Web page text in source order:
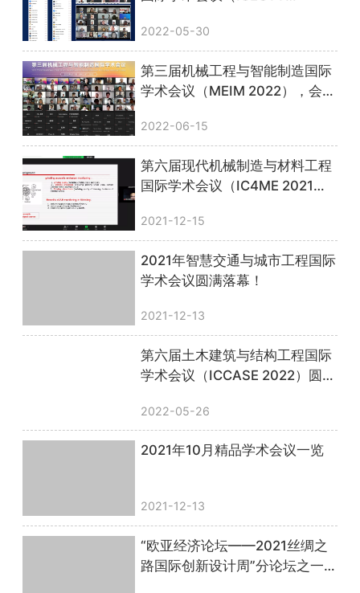
2022-05-30
第三届机械工程与智能制造国际
学术会议（MEIM 2022），会议
2022-06-15
第六届现代机械制造与材料工程
国际学术会议（IC4ME 2021）
2021-12-15
2021年智慧交通与城市工程国际
学术会议圆满落幕！
2021-12-13
第六届土木建筑与结构工程国际
学术会议（ICCASE 2022）圆满
2022-05-26
2021年10月精品学术会议一览
2021-12-13
“欧亚经济论坛——2021丝绸之
路国际创新设计周”分论坛之一